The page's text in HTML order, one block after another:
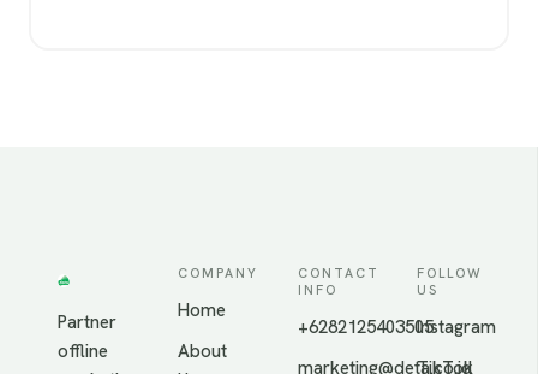
Partner
offline
COMPANY
Home
About
CONTACT
INFO
+6282125403505
marketing@deta.co.id
FOLLOW
US
Instagram
TikTok